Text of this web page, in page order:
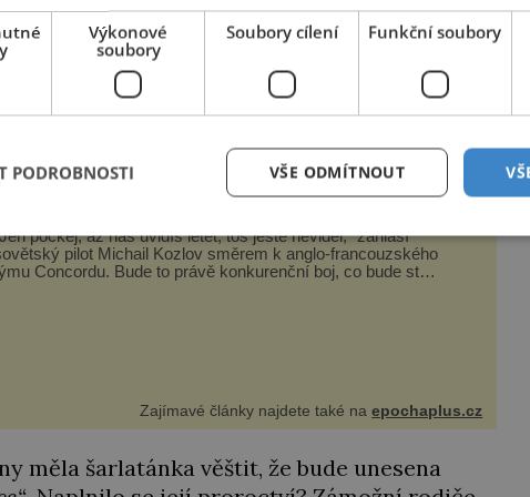
vzpomíná po letech právě Josefina na
na Martiniku setkaly. Toto předpověděla
počkej, až nás uvidíš letět, tos ještě neviděl,“ zahlásí
pilot Michail Kozlov směrem k anglo-francouzského
Concordu. Bude to právě konkurenční boj, co bude stát
Zajímavé články najdete také naepochaplus.cz
měla šarlatánka věštit, že bude unesena
Výkonové
soubory
Soubory cílení Funkční soubory
VŠE ODMÍTNOUT
PODROBNOSTI